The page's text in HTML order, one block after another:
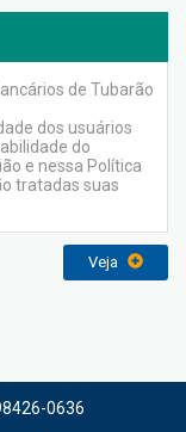
de Tubarão
dos usuários
do
e nessa Política
tratadas suas
Veja
0636